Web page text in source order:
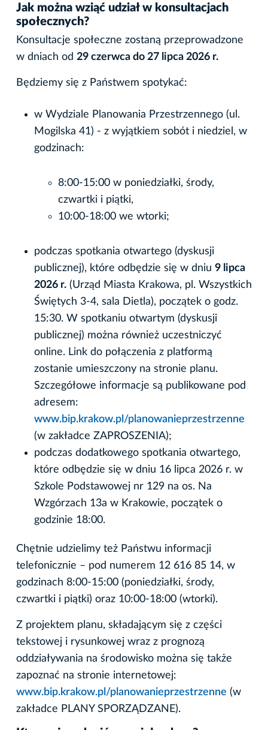
Jak można wziąć udział w konsultacjach
społecznych?
Konsultacje społeczne zostaną przeprowadzone
w dniach od 29 czerwca do 27 lipca 2026 r.
Będziemy się z Państwem spotykać:
w Wydziale Planowania Przestrzennego (ul.
Mogilska 41) - z wyjątkiem sobót i niedziel, w
godzinach:
8:00-15:00 w poniedziałki, środy,
czwartki i piątki,
10:00-18:00 we wtorki;
podczas spotkania otwartego (dyskusji
publicznej), które odbędzie się w dniu 9 lipca
2026 r. (Urząd Miasta Krakowa, pl. Wszystkich
Świętych 3-4, sala Dietla), początek o godz.
15:30. W spotkaniu otwartym (dyskusji
publicznej) można również uczestniczyć
online. Link do połączenia z platformą
zostanie umieszczony na stronie planu.
Szczegółowe informacje są publikowane pod
adresem:
www.bip.krakow.pl/planowanieprzestrzenne
(w zakładce ZAPROSZENIA);
podczas dodatkowego spotkania otwartego,
które odbędzie się w dniu 16 lipca 2026 r. w
Szkole Podstawowej nr 129 na os. Na
Wzgórzach 13a w Krakowie, początek o
godzinie 18:00.
Chętnie udzielimy też Państwu informacji
telefonicznie – pod numerem 12 616 85 14, w
godzinach 8:00-15:00 (poniedziałki, środy,
czwartki i piątki) oraz 10:00-18:00 (wtorki).
Z projektem planu, składającym się z części
tekstowej i rysunkowej wraz z prognozą
oddziaływania na środowisko można się także
zapoznać na stronie internetowej:
www.bip.krakow.pl/planowanieprzestrzenne (w
zakładce PLANY SPORZĄDZANE).